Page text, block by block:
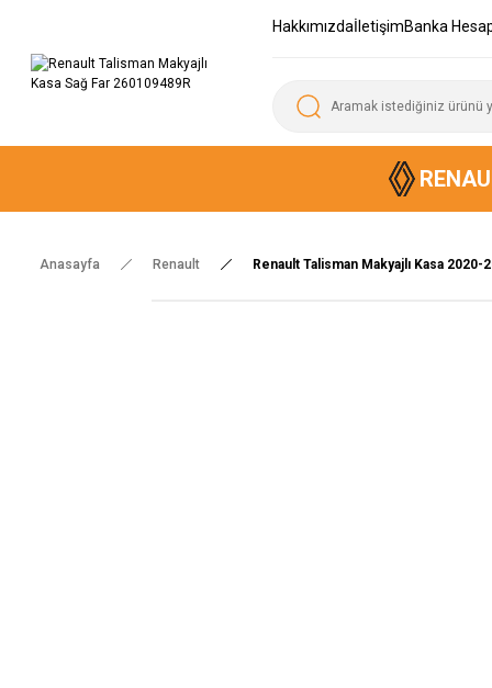
HakkımızdaİletişimBanka
Anasayfa Renault Renault Talisman Makyajlı Kasa 2020-